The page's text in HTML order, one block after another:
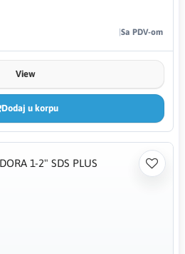
Sa PDV-om
View
Dodaj u korpu